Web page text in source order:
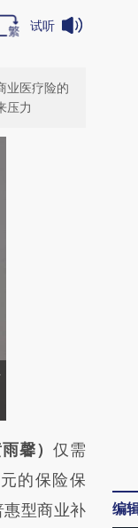
试听
业医疗险的
压力
文由第三方
章
雨馨）仅需
的保险保
型商业补
编